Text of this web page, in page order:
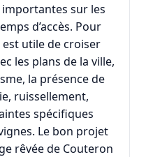
importantes sur les
d’accès. Pour
utile de croiser
les plans de la ville,
la présence de
ruissellement,
spécifiques
Le bon projet
rêvée de Couteron